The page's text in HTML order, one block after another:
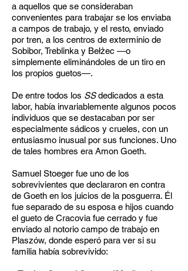
a aquellos que se consideraban
convenientes para trabajar se los enviaba
a campos de trabajo, y el resto, enviado
por tren, a los centros de exterminio de
Sobibor, Treblinka y Bełżec —o
simplemente eliminándoles de un tiro en
los propios guetos—.
De entre todos los SSdedicados a esta
labor, había invariablemente algunos pocos
individuos que se destacaban por ser
especialmente sádicos y crueles, con un
entusiasmo inusual por sus funciones. Uno
de tales hombres era Amon Goeth.
Samuel Stoeger fue uno de los
sobrevivientes que declararon en contra
de Goeth en los juicios de la posguerra. Él
fue separado de su esposa e hijos cuando
el gueto de Cracovia fue cerrado y fue
enviado al notorio campo de trabajo en
Plaszów, donde esperó para ver si su
familia había sobrevivido: